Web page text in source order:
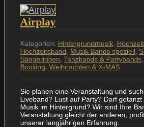
Airplay
Kategorien: Hintergrundmusik
Hochzeitsband
Musik Bands speziell
Sängerinnen Tanzbands & Partybands
Booking Weihnachten & X-MAS
Sie planen eine Veranstaltung und
Liveband? Lust auf Party? Darf
Musik im Hintergrund? Wir sind Ihre
Veranstaltung gleicht der anderen,
unserer langjährigen Erfahrung.